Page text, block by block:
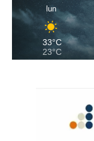
lun
33°C
23°C